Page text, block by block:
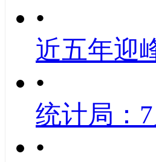
•
近五年迎
•
统计局：
•